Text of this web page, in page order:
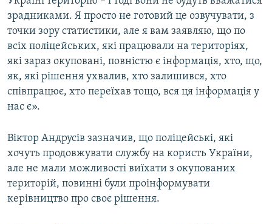
зрадниками. Я просто не готовий це озвучувати, з
точки зору статистики, але я вам заявляю, що по
всіх поліцейських, які працювали на територіях,
які зараз окуповані, повністю є інформація, хто, що,
як, які рішення ухвалив, хто залишився, хто
співпрацює, хто переїхав тощо, вся ця інформація у
нас є».
Віктор Андрусів зазначив, що поліцейські, які
хочуть продовжувати службу на користь України,
але не мали можливості виїхати з окупованих
територій, повинні були проінформувати
керівництво про своє рішення.